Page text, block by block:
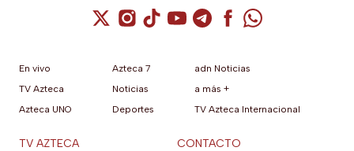
Cuenta de X / Twitter (se abre en una
Cuenta de Instagram (se abre en una
Cuenta de TikTok (se abre en
Cuenta de YouTube (se abre
Cuenta de Telegram (se
Cuenta de
Cuenta de
En vivo
TV Azteca
Azteca UNO
Azteca 7
Noticias
Deportes
adn Noticias
a más +
TV Azteca Internacional
TV AZTECA CONTACTO